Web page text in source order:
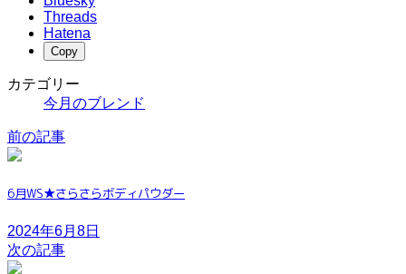
Threads
Hatena
Copy
カテゴリー
今月のブレンド
前の記事
6月WS★さらさらボディパウダー
2024年6月8日
次の記事